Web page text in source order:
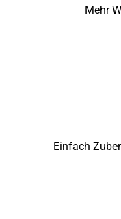
Mehr
Einfach